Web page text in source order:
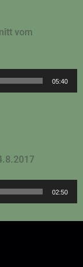
vom
05:40
02:50